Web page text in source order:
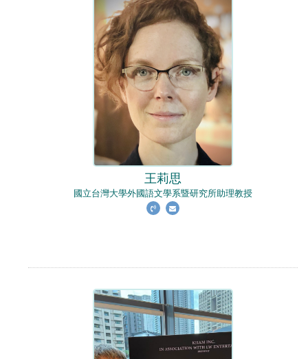
王莉思
國立台灣大學外國語文學系暨研究所助理教授